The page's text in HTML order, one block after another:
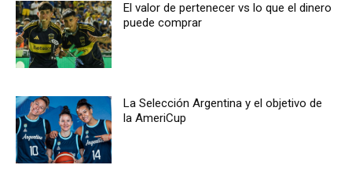
El valor de pertenecer vs lo que el dinero
puede comprar
La Selección Argentina y el objetivo de
la AmeriCup